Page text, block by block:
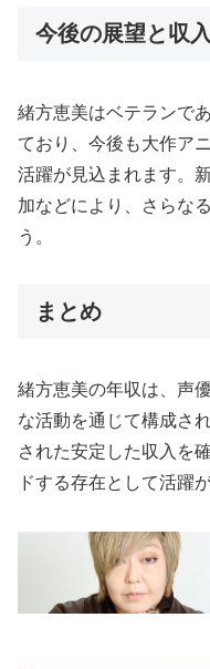
今後の展望と収
緒方恵美はベテランで
ており、今後も大作ア
活躍が見込まれます。
加などにより、さらな
う。
まとめ
緒方恵美の年収は、声
な活動を通じて構成さ
された安定した収入を
ドする存在として活躍